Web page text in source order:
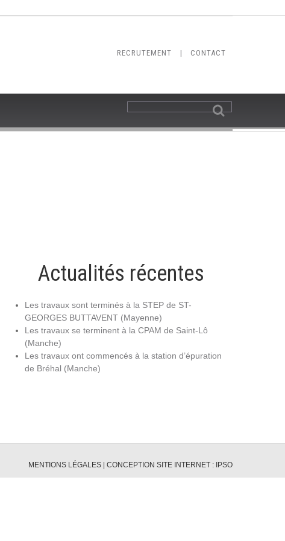
RECRUTEMENT | CONTACT
Actualités récentes
Les travaux sont terminés à la STEP de ST-
GEORGES BUTTAVENT (Mayenne)
Les travaux se terminent à la CPAM de Saint-Lô
(Manche)
Les travaux ont commencés à la station d’épuration
de Bréhal (Manche)
MENTIONS LÉGALES | CONCEPTION SITE INTERNET : IPSO